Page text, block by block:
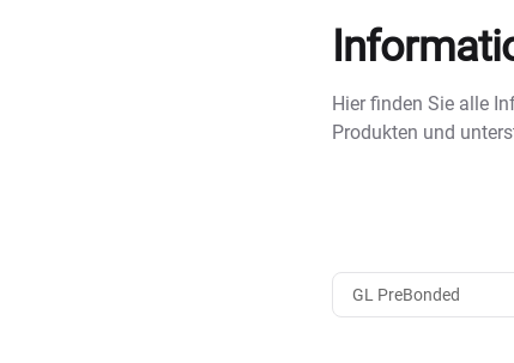
Hier finden Sie alle
Produkten und
GL PreBonded